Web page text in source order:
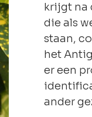
krijgt na
die als
staan,
het
er een
ander